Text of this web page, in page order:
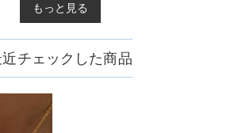
もっと見る
チェックした商品